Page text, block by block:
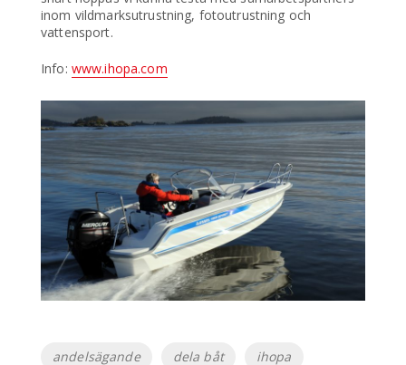
inom vildmarksutrustning, fotoutrustning och
vattensport.
Info: www.ihopa.com
Etiketter
andelsägande dela båt ihopa